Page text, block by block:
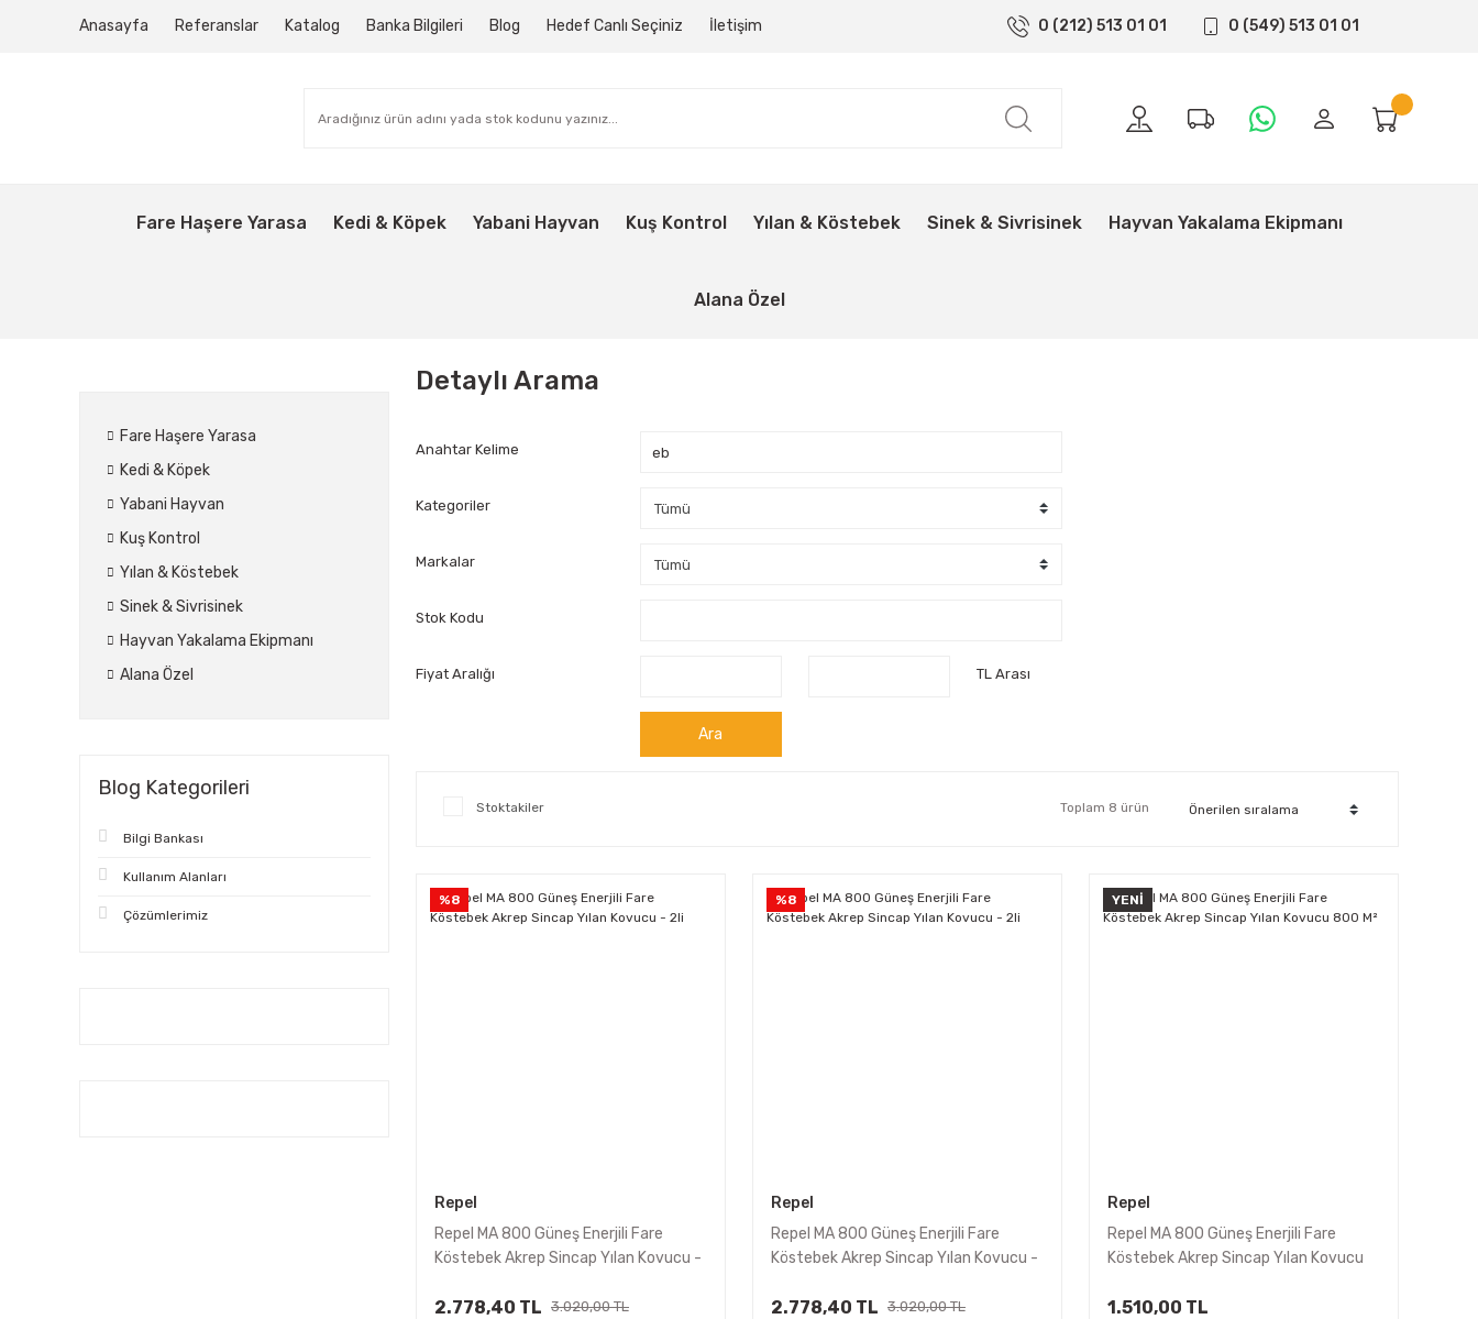
Anasayfa Referanslar Katalog Banka Bilgileri Blog Hedef Canlı Seçiniz İletişim 0 (212) 513 01 01 0 (549) 513 01 01
Fare Haşere Yarasa Kedi & Köpek Yabani Hayvan Kuş Kontrol Yılan & Köstebek Sinek & Sivrisinek Hayvan Yakalama Ekipmanı
Alana Özel
Fare Haşere Yarasa
Kedi & Köpek
Yabani Hayvan
Kuş Kontrol
Yılan & Köstebek
Sinek & Sivrisinek
Hayvan Yakalama Ekipmanı
Alana Özel
Blog Kategorileri
Bilgi Bankası
Kullanım Alanları
Çözümlerimiz
Detaylı Arama
Anahtar Kelime
Kategoriler
Markalar
Stok Kodu
Fiyat Aralığı TL Arası
Ara
Stoktakiler Toplam 8 ürün
%8
Repel
Repel MA 800 Güneş Enerjili Fare
Köstebek Akrep Sincap Yılan Kovucu -
2.778,40 TL 3.020,00 TL
%8
Repel
Repel MA 800 Güneş Enerjili Fare
Köstebek Akrep Sincap Yılan Kovucu -
2.778,40 TL 3.020,00 TL
YENİ
Repel
Repel MA 800 Güneş Enerjili Fare
Köstebek Akrep Sincap Yılan Kovucu
1.510,00 TL